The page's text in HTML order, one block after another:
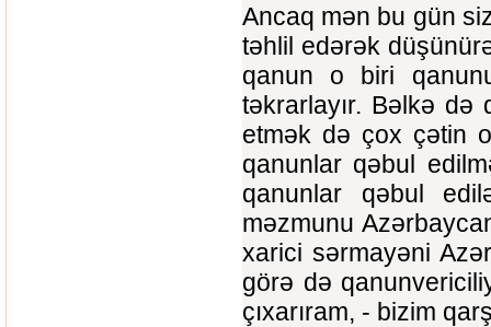
Ancaq mən bu gün
təhlil edərək
qanun o biri
təkrarlayır. Bəlkə də
etmək də çox çətin
qanunlar qəbul
qanunlar qəbul
məzmunu
xarici sərmayəni
görə də
çıxarıram, - bizim